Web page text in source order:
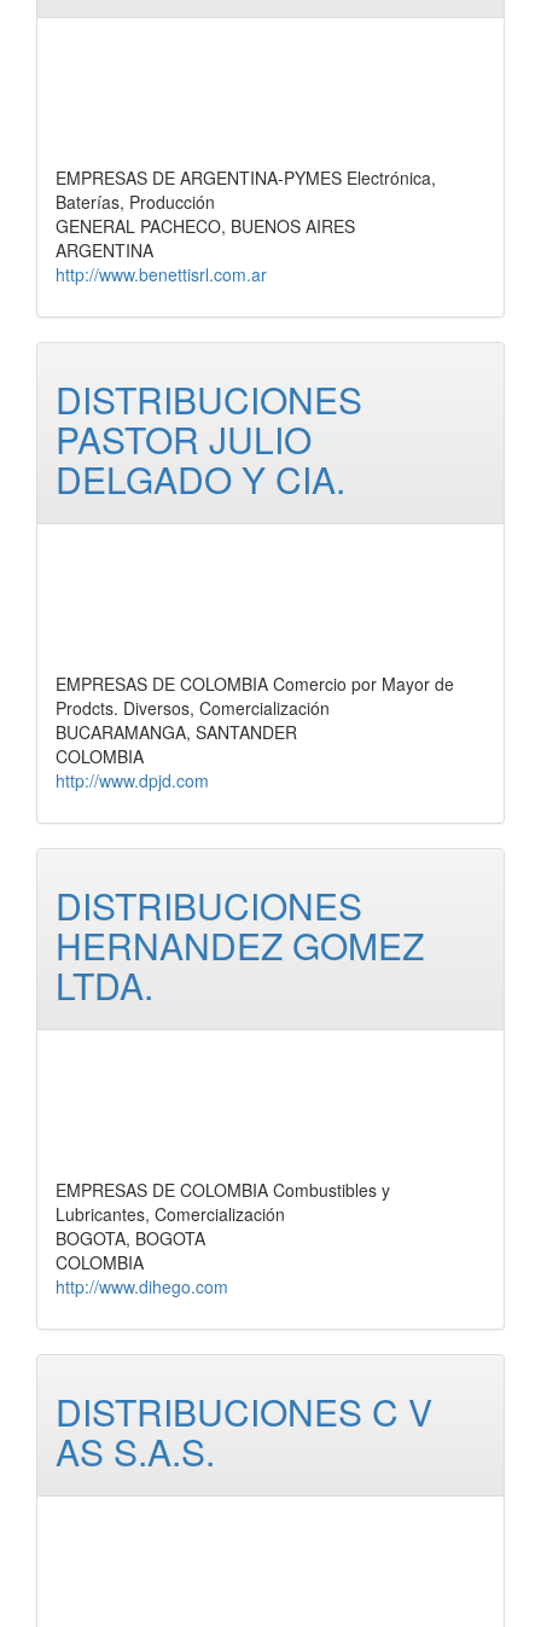
EMPRESAS DE ARGENTINA-PYMES Electrónica,
Baterías, Producción
GENERAL PACHECO, BUENOS AIRES
ARGENTINA
http://www.benettisrl.com.ar
DISTRIBUCIONES
PASTOR JULIO
DELGADO Y CIA.
EMPRESAS DE COLOMBIA Comercio por Mayor de
Prodcts. Diversos, Comercialización
BUCARAMANGA, SANTANDER
COLOMBIA
http://www.dpjd.com
DISTRIBUCIONES
HERNANDEZ GOMEZ
LTDA.
EMPRESAS DE COLOMBIA Combustibles y
Lubricantes, Comercialización
BOGOTA, BOGOTA
COLOMBIA
http://www.dihego.com
DISTRIBUCIONES C V
AS S.A.S.